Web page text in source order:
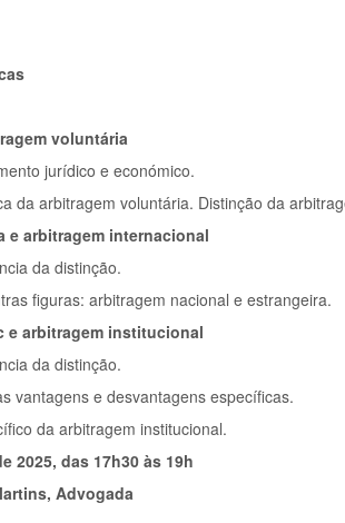
voluntária
jurídico e económico.
da arbitragem voluntária. Distinção da
e arbitragem internacional
da distinção.
figuras: arbitragem nacional e estrangeira.
e arbitragem institucional
da distinção.
vantagens e desvantagens específicas.
da arbitragem institucional.
2025, das 17h30 às 19h
Advogada